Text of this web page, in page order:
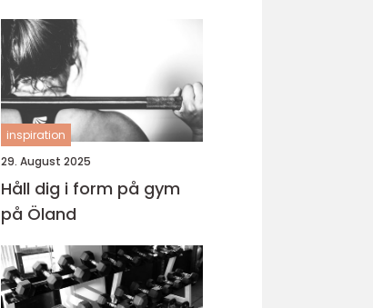
inspiration
29. August 2025
Håll dig i form på gym
på Öland